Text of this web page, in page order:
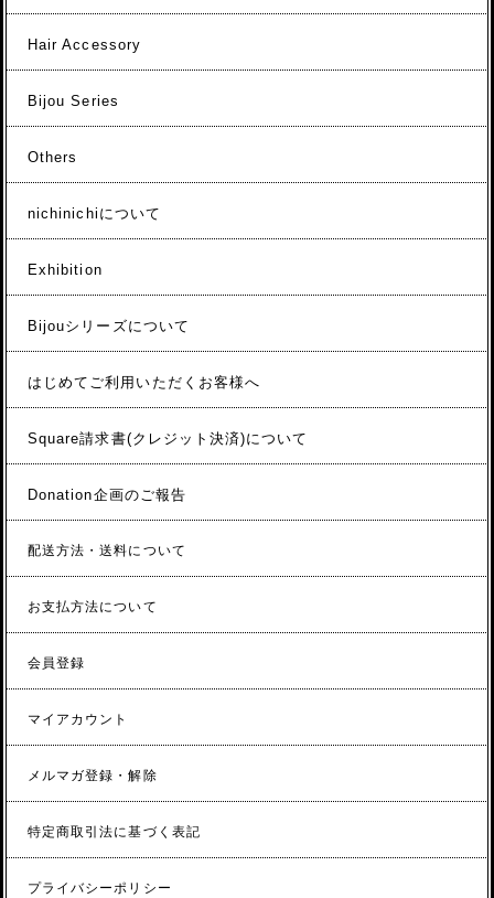
Hair Accessory
Bijou Series
Others
nichinichiについて
Exhibition
Bijouシリーズについて
はじめてご利用いただくお客様へ
Square請求書(クレジット決済)について
Donation企画のご報告
配送方法・送料について
お支払方法について
会員登録
マイアカウント
メルマガ登録・解除
特定商取引法に基づく表記
プライバシーポリシー